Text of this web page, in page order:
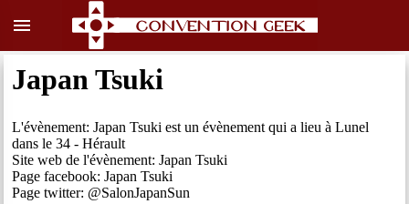
menu
Japan Tsuki
L'évènement: Japan Tsuki est un évènement qui a lieu à Lunel
dans le 34 - Hérault
Site web de l'évènement: Japan Tsuki
Page facebook: Japan Tsuki
Page twitter: @SalonJapanSun